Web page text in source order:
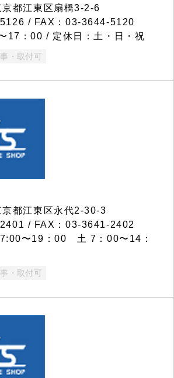
都江東区扇橋3-2-6
/ FAX：03-3644-5120
17：00 / 定休日：土・日・祝
・取付可
都江東区永代2-30-3
/ FAX：03-3641-2402
〜19：00 土 7：00〜14：
・取付可